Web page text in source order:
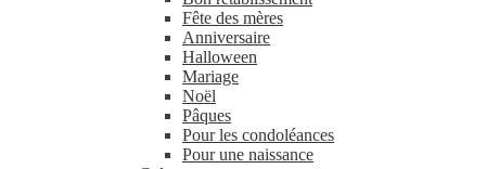
Fête des mères
Anniversaire
Halloween
Mariage
Noël
Pâques
Pour les condoléances
Pour une naissance